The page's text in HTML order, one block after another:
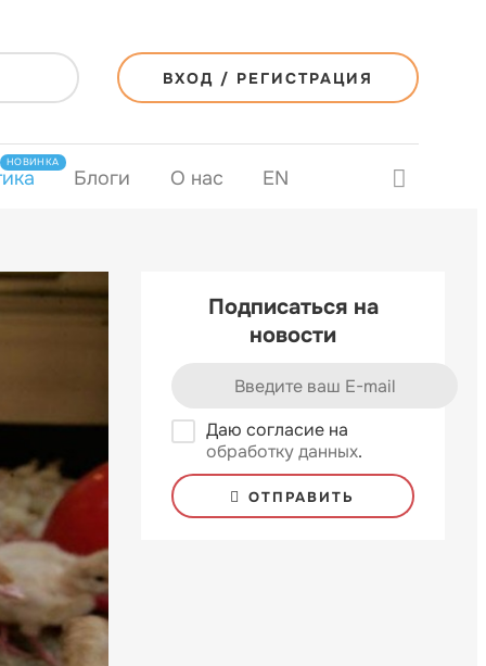
ВХОД / РЕГИСТРАЦИЯ
НОВИНКА
Блоги О нас EN
Подписаться на
новости
Даю согласие на
обработку данных.
ОТПРАВИТЬ